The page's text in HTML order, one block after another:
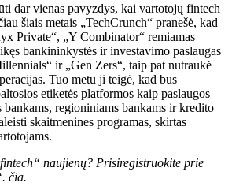
dar vienas pavyzdys, kai vartotojų fintech
šiais metais „TechCrunch“ pranešė, kad
Private“, „Y Combinator“ remiamas
bankininkystės ir investavimo paslaugas
ir „Gen Zers“, taip pat nutraukė
Tuo metu ji teigė, kad bus
etiketės platformos kaip paslaugos
bankams, regioniniams bankams ir kredito
skaitmenines programas, skirtas
naujienų? Prisiregistruokite prie
čia.